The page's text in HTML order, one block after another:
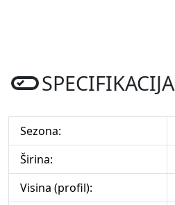
SPECIFIKACIJA
Sezona:
Širina:
Visina (profil):